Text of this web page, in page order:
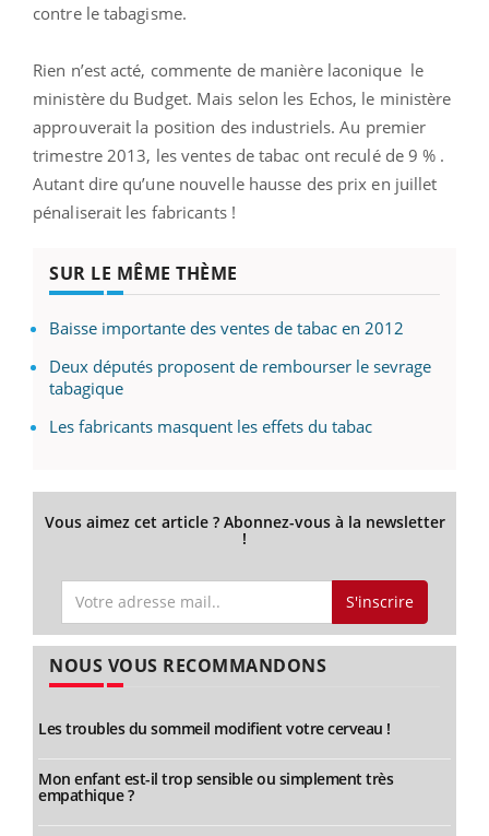
contre le tabagisme.
Rien n’est acté, commente de manière laconique le
ministère du Budget. Mais selon les Echos, le ministère
approuverait la position des industriels. Au premier
trimestre 2013, les ventes de tabac ont reculé de 9 % .
Autant dire qu’une nouvelle hausse des prix en juillet
pénaliserait les fabricants !
SUR LE MÊME THÈME
Baisse importante des ventes de tabac en 2012
Deux députés proposent de rembourser le sevrage
tabagique
Les fabricants masquent les effets du tabac
Vous aimez cet article ? Abonnez-vous à la newsletter
!
S'inscrire
NOUS VOUS RECOMMANDONS
Les troubles du sommeil modifient votre cerveau !
Mon enfant est-il trop sensible ou simplement très
empathique ?